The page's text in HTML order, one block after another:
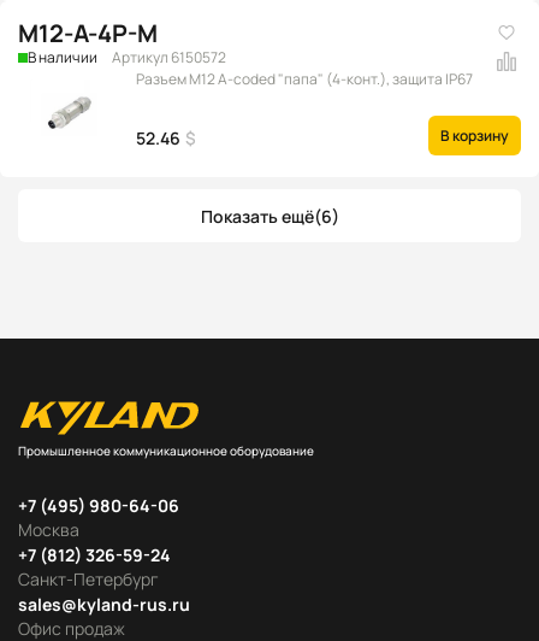
M12-A-4P-M
В наличии
Артикул 6150572
Разъем M12 A-coded "папа" (4-конт.), защита IP67
52.46 $ В корзину
Показать ещё(6)
Промышленное коммуникационное оборудование
Москва
+7 (495) 980-64-06
Офис продаж
sales@kyland-rus.ru
Санкт-Петербург
+7 (812) 326-59-24